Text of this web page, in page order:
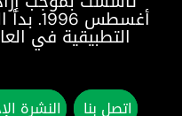
أغسطس
التطبيقية في العام
اتصل بنا النشرة